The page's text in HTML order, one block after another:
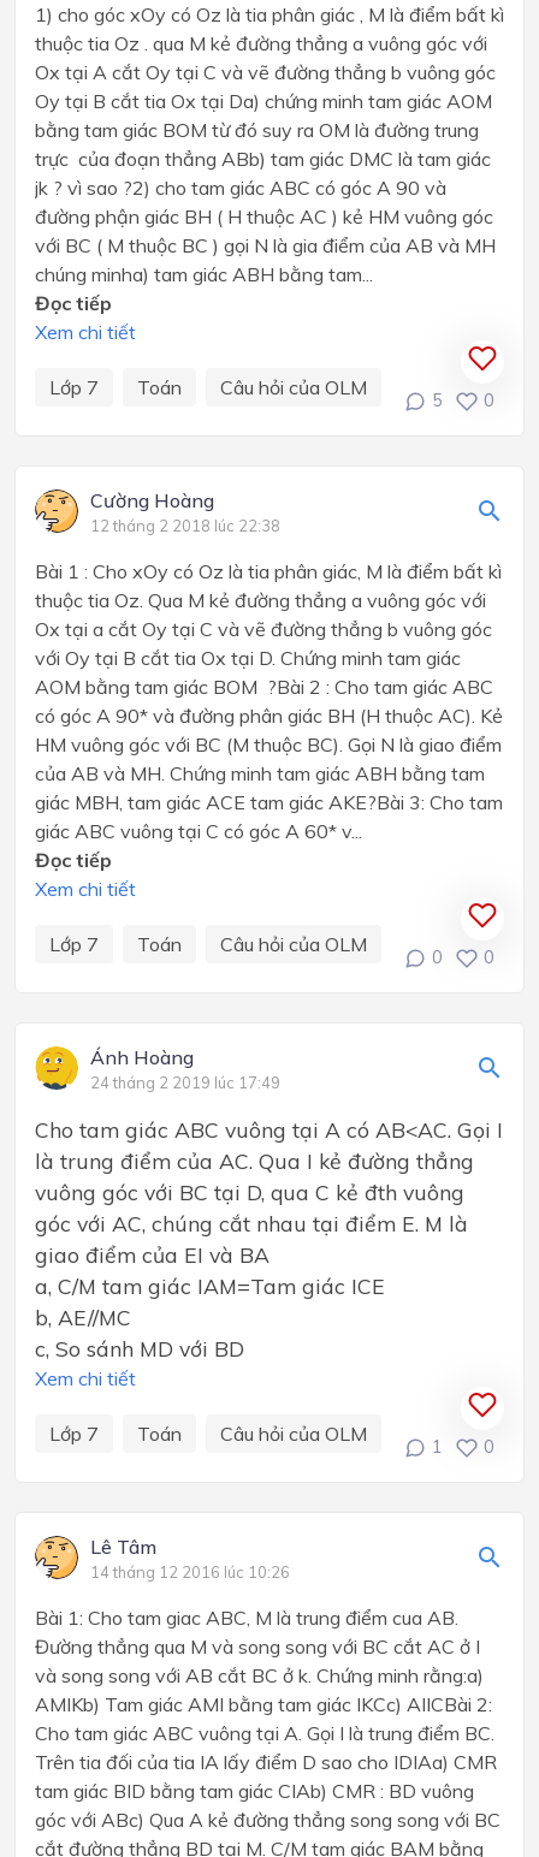
1) cho góc xOy có Oz là tia phân giác , M là điểm bất kì
thuộc tia Oz . qua M kẻ đường thẳng a vuông góc với
Ox tại A cắt Oy tại C và vẽ đường thẳng b vuông góc
Oy tại B cắt tia Ox tại Da) chứng minh tam giác AOM
bằng tam giác BOM từ đó suy ra OM là đường trung
trực của đoạn thẳng ABb) tam giác DMC là tam giác
jk ? vì sao ?2) cho tam giác ABC có góc A 90 và
đường phận giác BH ( H thuộc AC ) kẻ HM vuông góc
với BC ( M thuộc BC ) gọi N là gia điểm của AB và MH
chúng minha) tam giác ABH bằng tam...
Đọc tiếp
Xem chi tiết
Lớp 7 Toán Câu hỏi của OLM
5 0
Cường Hoàng
12 tháng 2 2018 lúc 22:38
Bài 1 : Cho xOy có Oz là tia phân giác, M là điểm bất kì
thuộc tia Oz. Qua M kẻ đường thẳng a vuông góc với
Ox tại a cắt Oy tại C và vẽ đường thẳng b vuông góc
với Oy tại B cắt tia Ox tại D. Chứng minh tam giác
AOM bằng tam giác BOM ?Bài 2 : Cho tam giác ABC
có góc A 90* và đường phân giác BH (H thuộc AC). Kẻ
HM vuông góc với BC (M thuộc BC). Gọi N là giao điểm
của AB và MH. Chứng minh tam giác ABH bằng tam
giác MBH, tam giác ACE tam giác AKE?Bài 3: Cho tam
giác ABC vuông tại C có góc A 60* v...
Đọc tiếp
Xem chi tiết
Lớp 7 Toán Câu hỏi của OLM
0 0
Ánh Hoàng
24 tháng 2 2019 lúc 17:49
Cho tam giác ABC vuông tại A có AB<AC. Gọi I
là trung điểm của AC. Qua I kẻ đường thẳng
vuông góc với BC tại D, qua C kẻ đth vuông
góc với AC, chúng cắt nhau tại điểm E. M là
giao điểm của EI và BA
a, C/M tam giác IAM=Tam giác ICE
b, AE//MC
c, So sánh MD với BD
Xem chi tiết
Lớp 7 Toán Câu hỏi của OLM
1 0
Lê Tâm
14 tháng 12 2016 lúc 10:26
Bài 1: Cho tam giac ABC, M là trung điểm cua AB.
Đường thẳng qua M và song song với BC cắt AC ở I
và song song với AB cắt BC ở k. Chứng minh rằng:a)
AMIKb) Tam giác AMI bằng tam giác IKCc) AIICBài 2:
Cho tam giác ABC vuông tại A. Gọi I là trung điểm BC.
Trên tia đối của tia IA lấy điểm D sao cho IDIAa) CMR
tam giác BID bằng tam giác CIAb) CMR : BD vuông
góc với ABc) Qua A kẻ đường thẳng song song với BC
cắt đường thẳng BD tại M. C/M tam giác BAM bằng